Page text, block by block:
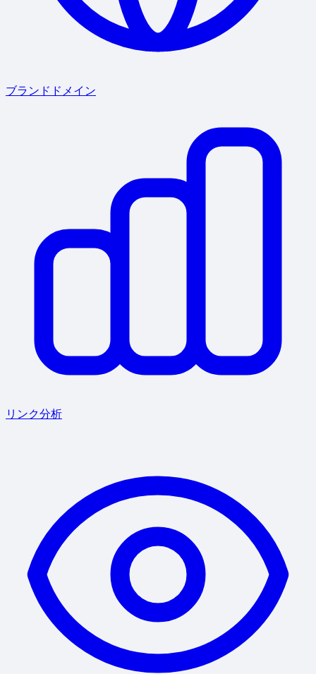
ブランドドメイン
リンク分析